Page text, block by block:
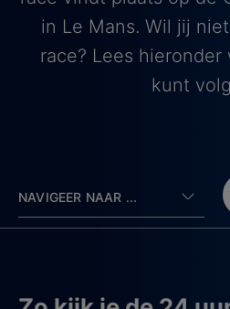
in Le Mans. Wil jij
race? Lees hieronder
kunt
NAVIGEER NAAR ...